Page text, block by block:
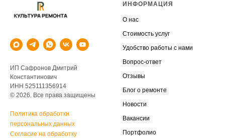
ИП Сафронов Дмитрий
Константинович
ИНН 525111356914
© 2026. Все права защищены
Политика обработки
персональных данных
Согласие на обработку
ИНФОРМАЦИЯ
О нас
Стоимость услуг
Удобство работы с нами
Вопрос-ответ
Отзывы
Блог о ремонте
Новости
Вакансии
Портфолио